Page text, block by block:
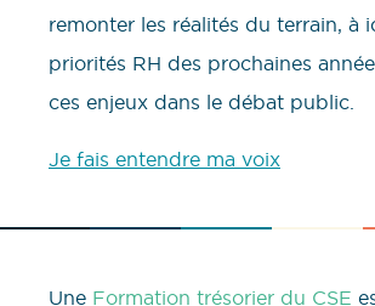
remonter les réalités du terrain, à
priorités RH des prochaines
ces enjeux dans le débat public.
Je fais entendre ma voix
Une Formation trésorier du CSE